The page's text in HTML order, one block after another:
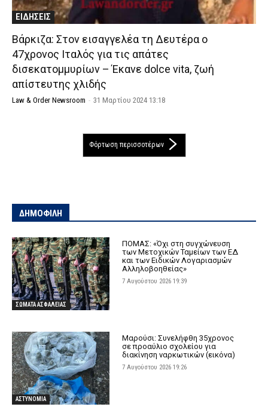
ΕΙΔΗΣΕΙΣ
Βάρκιζα: Στον εισαγγελέα τη Δευτέρα ο
47χρονος Ιταλός για τις απάτες
δισεκατομμυρίων – Έκανε dolce vita, ζωή
απίστευτης χλιδής
Law & Order Newsroom - 31 Μαρτίου 2024 13:18
Φόρτωση περισσοτέρων
ΔΗΜΟΦΙΛΗ
ΣΩΜΑΤΑ ΑΣΦΑΛΕΙΑΣ
ΠΟΜΑΣ: «Όχι στη συγχώνευση
των Μετοχικών Ταμείων των ΕΔ
και των Ειδικών Λογαριασμών
Αλληλοβοηθείας»
7 Αυγούστου 2026 19:39
ΑΣΤΥΝΟΜΙΑ
Μαρούσι: Συνελήφθη 35χρονος
σε προαύλιο σχολείου για
διακίνηση ναρκωτικών (εικόνα)
7 Αυγούστου 2026 19:26